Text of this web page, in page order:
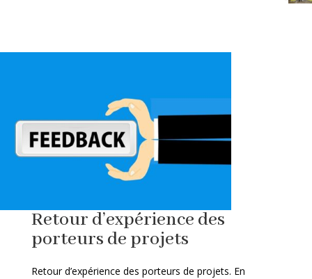
Retour d’expérience des
porteurs de projets
Retour d’expérience des porteurs de projets. En